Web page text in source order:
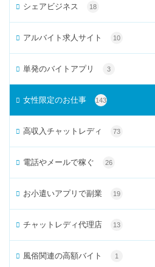
シェアビジネス 18
アルバイト求人サイト 10
単発のバイトアプリ 3
女性限定のお仕事 143
高収入チャットレディ 73
電話やメールで稼ぐ 26
お小遣いアプリで副業 19
チャットレディ代理店 13
風俗関連の高額バイト 1